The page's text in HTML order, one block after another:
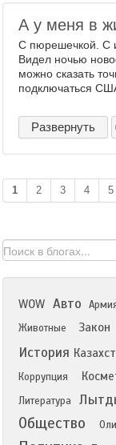
А у меня в
С пюрешечкой. С
Видел ночью
можно сказать
подключаться
Развернуть
1 2 3 4 5
WOW Авто
Животные
Закон
История
Коррупция
Литература
Общество